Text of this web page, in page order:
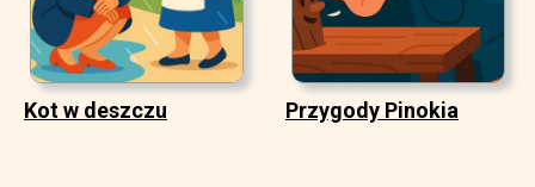
Kot w deszczu Przygody Pinokia